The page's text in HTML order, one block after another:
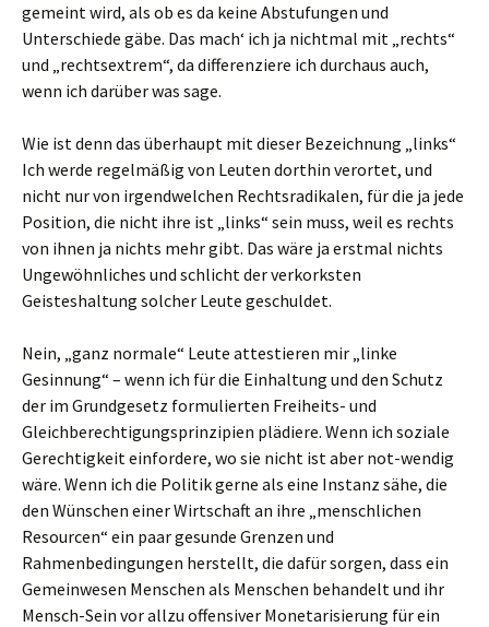
gemeint wird, als ob es da keine Abstufungen und
Unterschiede gäbe. Das mach‘ ich ja nichtmal mit „rechts“
und „rechtsextrem“, da differenziere ich durchaus auch,
wenn ich darüber was sage.
Wie ist denn das überhaupt mit dieser Bezeichnung „links“
Ich werde regelmäßig von Leuten dorthin verortet, und
nicht nur von irgendwelchen Rechtsradikalen, für die ja jede
Position, die nicht ihre ist „links“ sein muss, weil es rechts
von ihnen ja nichts mehr gibt. Das wäre ja erstmal nichts
Ungewöhnliches und schlicht der verkorksten
Geisteshaltung solcher Leute geschuldet.
Nein, „ganz normale“ Leute attestieren mir „linke
Gesinnung“ – wenn ich für die Einhaltung und den Schutz
der im Grundgesetz formulierten Freiheits- und
Gleichberechtigungsprinzipien plädiere. Wenn ich soziale
Gerechtigkeit einfordere, wo sie nicht ist aber not-wendig
wäre. Wenn ich die Politik gerne als eine Instanz sähe, die
den Wünschen einer Wirtschaft an ihre „menschlichen
Resourcen“ ein paar gesunde Grenzen und
Rahmenbedingungen herstellt, die dafür sorgen, dass ein
Gemeinwesen Menschen als Menschen behandelt und ihr
Mensch-Sein vor allzu offensiver Monetarisierung für ein